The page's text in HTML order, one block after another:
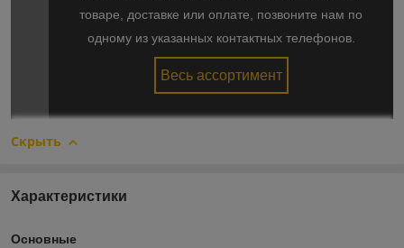
товаре, доставке или оплате, позвоните нам по
одному из указанных контактных телефонов.
Весь ассортимент
Скрыть
Характеристики
Основные